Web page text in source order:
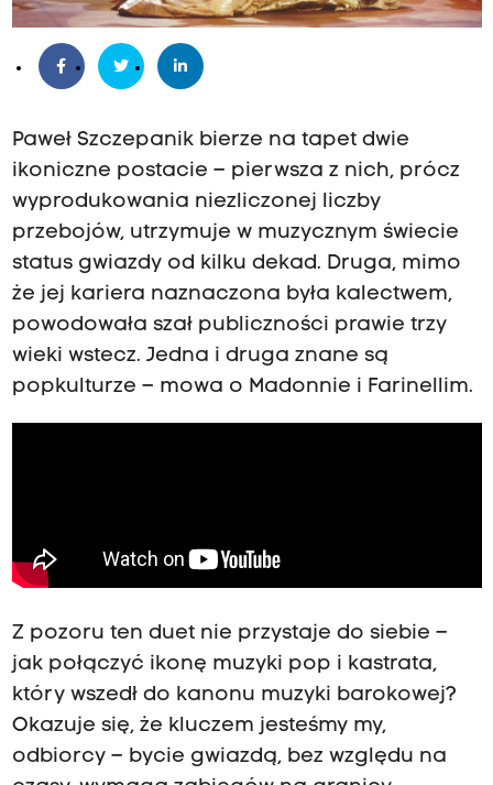
Paweł Szczepanik bierze na tapet dwie
ikoniczne postacie – pierwsza z nich, prócz
wyprodukowania niezliczonej liczby
przebojów, utrzymuje w muzycznym świecie
status gwiazdy od kilku dekad. Druga, mimo
że jej kariera naznaczona była kalectwem,
powodowała szał publiczności prawie trzy
wieki wstecz. Jedna i druga znane są
popkulturze – mowa o Madonnie i Farinellim.
Z pozoru ten duet nie przystaje do siebie –
jak połączyć ikonę muzyki pop i kastrata,
który wszedł do kanonu muzyki barokowej?
Okazuje się, że kluczem jesteśmy my,
odbiorcy – bycie gwiazdą, bez względu na